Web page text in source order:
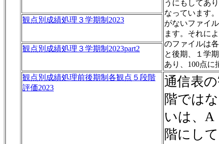
うにもしてあ
なっています
がないファイ
ます。それに
のファイルは
と後期、１学
あり、100点に
観点別成績処理３学期制2023
観点別成績処理３学期制2023part2
観点別成績処理前後期制各観点５段階
評価2023
通信表
階では
いは、A
階にし